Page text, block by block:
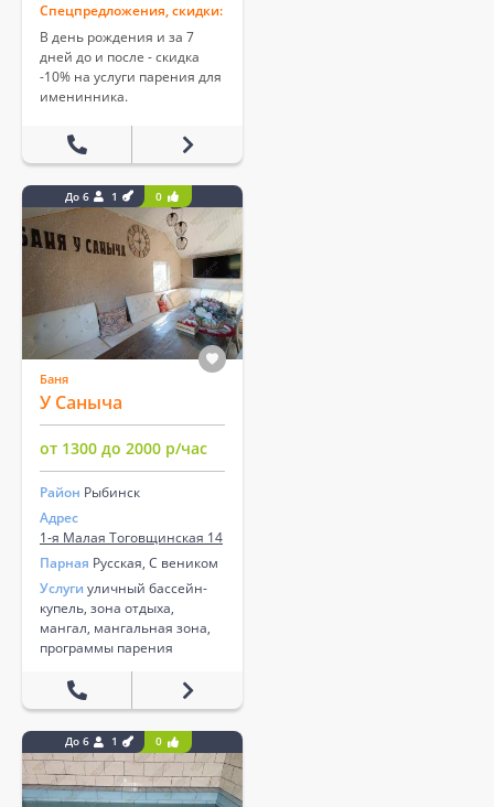
Спецпредложения, скидки:
В день рождения и за 7
дней до и после - скидка
-10% на услуги парения для
именинника.
До 6 1 0
Баня
У Саныча
от 1300 до 2000 р/час
Район Рыбинск
Адрес
1-я Малая Тоговщинская 14
Парная Русская, С веником
Услуги уличный бассейн-
купель, зона отдыха,
мангал, мангальная зона,
программы парения
До 6 1 0